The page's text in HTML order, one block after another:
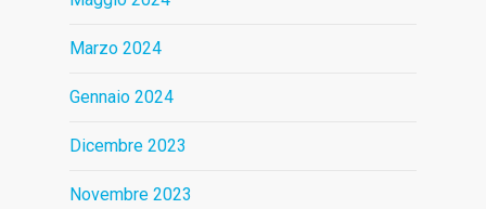
Marzo 2024
Gennaio 2024
Dicembre 2023
Novembre 2023